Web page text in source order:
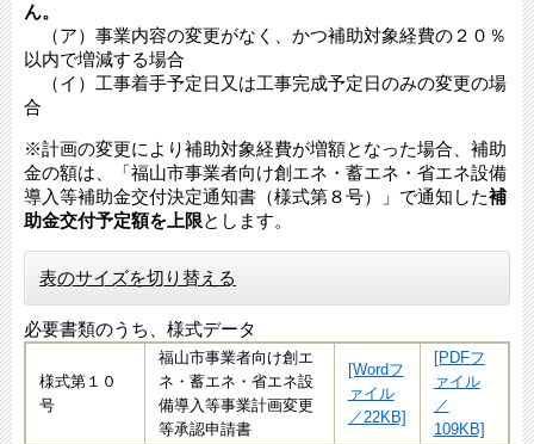
ん。
（ア）事業内容の変更がなく、かつ補助対象経費の２０％
以内で増減する場合
（イ）工事着手予定日又は工事完成予定日のみの変更の場
合
※計画の変更により補助対象経費が増額となった場合、補助
金の額は、「福山市事業者向け創エネ・蓄エネ・省エネ設備
導入等補助金交付決定通知書（様式第８号）」で通知した補
助金交付予定額を上限とします。
表のサイズを切り替える
必要書類のうち、様式データ
様式第１０
号
福山市事業者向け創エ
ネ・蓄エネ・省エネ設
備導入等事業計画変更
等承認申請書
[Wordフ
ァイル
／22KB]
[PDFフ
ァイル
／
109KB]